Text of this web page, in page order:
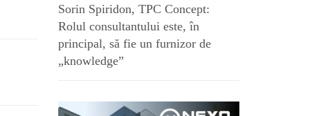
Sorin Spiridon, TPC Concept:
Rolul consultantului este, în
principal, să fie un furnizor de
„knowledge”